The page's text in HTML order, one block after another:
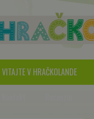
VITAJTE V HRAČKOLANDE